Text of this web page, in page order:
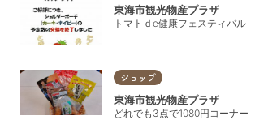
ネイル・まつエク・エステ
ショップ
東海市観光物産プラザ
トマトｄe健康フェスティバル
ショップ
東海市観光物産プラザ
どれでも3点で1080円コーナー